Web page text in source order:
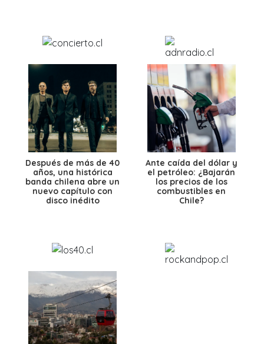
Después de más de 40
años, una histórica
banda chilena abre un
nuevo capítulo con
disco inédito
Ante caída del dólar y
el petróleo: ¿Bajarán
los precios de los
combustibles en
Chile?